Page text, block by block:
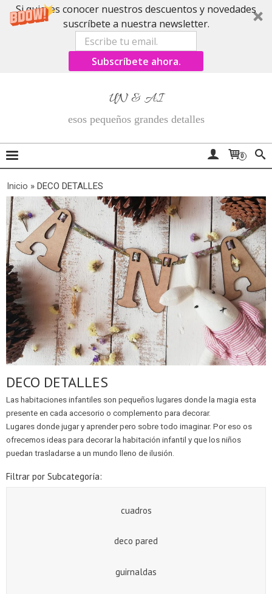
Si quieres conocer nuestros descuentos y novedades
suscríbete a nuestra newsletter.
Subscríbete ahora.
UN & AI
esos pequeños grandes detalles
0
Inicio » DECO DETALLES
DECO DETALLES
Las habitaciones infantiles son pequeños lugares donde la magia esta
presente en cada accesorio o complemento para decorar.
Lugares donde jugar y aprender pero sobre todo imaginar. Por eso os
ofrecemos ideas para decorar la habitación infantil y que los niños
puedan trasladarse a un mundo lleno de ilusión.
Filtrar por Subcategoría:
cuadros
deco pared
guirnaldas